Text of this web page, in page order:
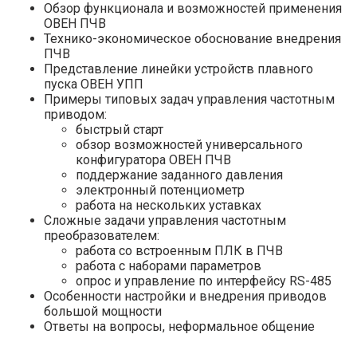
Обзор функционала и возможностей применения
ОВЕН ПЧВ
Технико-экономическое обоснование внедрения
ПЧВ
Представление линейки устройств плавного
пуска ОВЕН УПП
Примеры типовых задач управления частотным
приводом:
быстрый старт
обзор возможностей универсального
конфигуратора ОВЕН ПЧВ
поддержание заданного давления
электронный потенциометр
работа на нескольких уставках
Сложные задачи управления частотным
преобразователем:
работа со встроенным ПЛК в ПЧВ
работа с наборами параметров
опрос и управление по интерфейсу RS-485
Особенности настройки и внедрения приводов
большой мощности
Ответы на вопросы, неформальное общение